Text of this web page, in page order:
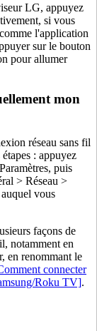
LG, appuyez
si vous
l'application
sur le bouton
pour allumer
mon
réseau sans fil
: appuyez
puis
> Réseau >
vous
façons de
notamment en
en renommant le
connecter
Roku TV].